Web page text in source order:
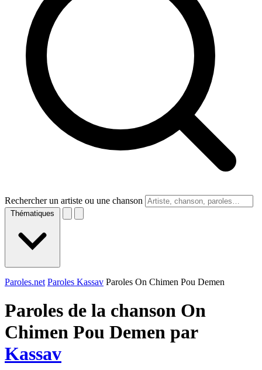
Rechercher un artiste ou une chanson
Thématiques
Paroles.net Paroles Kassav Paroles On Chimen Pou Demen
Paroles de la chanson On
Chimen Pou Demen par
Kassav